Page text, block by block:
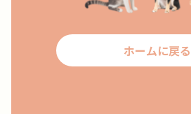
ホームに戻る